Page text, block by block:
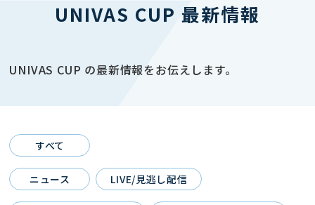
UNIVAS CUP 最新情報
UNIVAS CUP の最新情報をお伝えします。
すべて
ニュース LIVE/見逃し配信